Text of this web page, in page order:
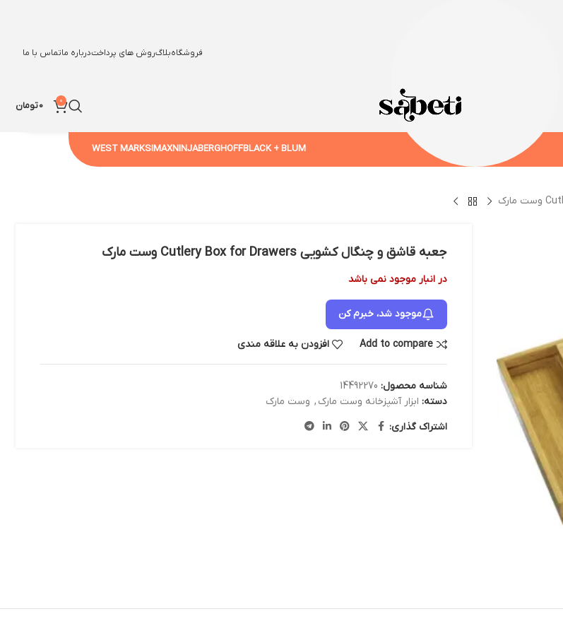
فروشگاهبلاگروش های پرداختدرباره ماتماس با ما
0
0تومان
BLACK + BLUM
BERGHOFF
NINJA
SIMAX
WEST MARK
جعبه قاشق و چنگال کشویی Cutlery Box for Drawers وست مارک
در انبار موجود نمی باشد
موجود شد، خبرم کن
Add to compare افزودن به علاقه مندی
شناسه محصول: 14492270
دسته: ابزار آشپزخانه وست مارک , وست مارک
اشتراک گذاری: